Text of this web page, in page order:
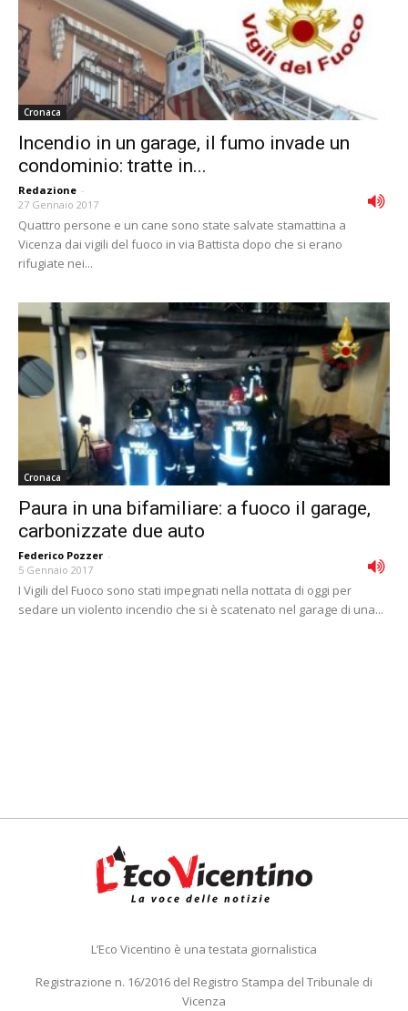
Cronaca
Incendio in un garage, il fumo invade un
condominio: tratte in...
Redazione -
27 Gennaio 2017
Quattro persone e un cane sono state salvate stamattina a
Vicenza dai vigili del fuoco in via Battista dopo che si erano
rifugiate nei...
Cronaca
Paura in una bifamiliare: a fuoco il garage,
carbonizzate due auto
Federico Pozzer -
5 Gennaio 2017
I Vigili del Fuoco sono stati impegnati nella nottata di oggi per
sedare un violento incendio che si è scatenato nel garage di una...
L’Eco Vicentino è una testata giornalistica
Registrazione n. 16/2016 del Registro Stampa del Tribunale di
Vicenza